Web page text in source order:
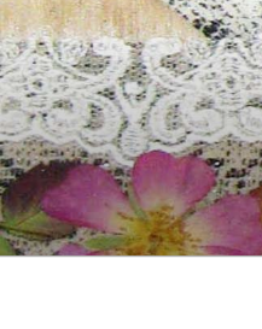
コ
ン
テ
ン
ツ
へ
ス
キ
ッ